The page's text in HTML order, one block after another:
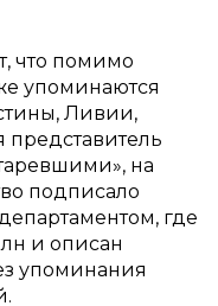
что помимо
упоминаются
Ливии,
на
подписало
где
и описан
упоминания